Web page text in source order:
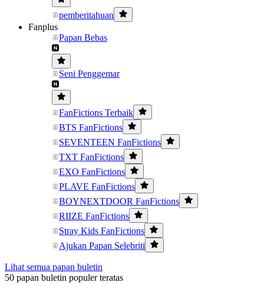
pemberitahuan
Fanplus
Papan Bebas
Seni Penggemar
FanFictions Terbaik
BTS FanFictions
SEVENTEEN FanFictions
TXT FanFictions
EXO FanFictions
PLAVE FanFictions
BOYNEXTDOOR FanFictions
RIIZE FanFictions
Stray Kids FanFictions
Ajukan Papan Selebriti
Lihat semua papan buletin
50 papan buletin populer teratas